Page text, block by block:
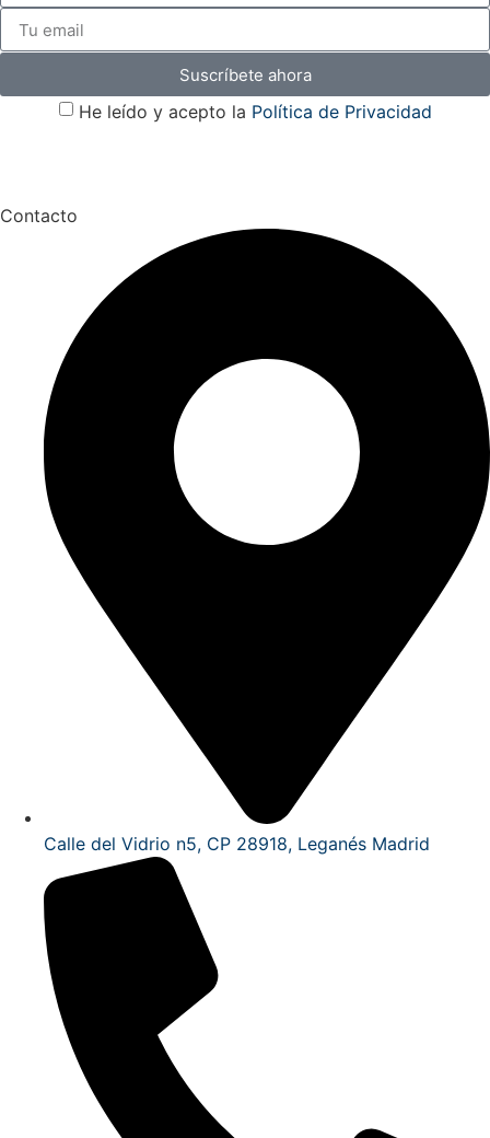
Suscríbete ahora
He leído y acepto la Política de Privacidad
Contacto
Calle del Vidrio n5, CP 28918, Leganés Madrid